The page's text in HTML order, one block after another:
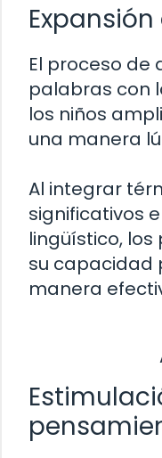
El proceso de
palabras con
los niños
una manera
Al integrar
significativos
lingüístico,
su capacidad
manera